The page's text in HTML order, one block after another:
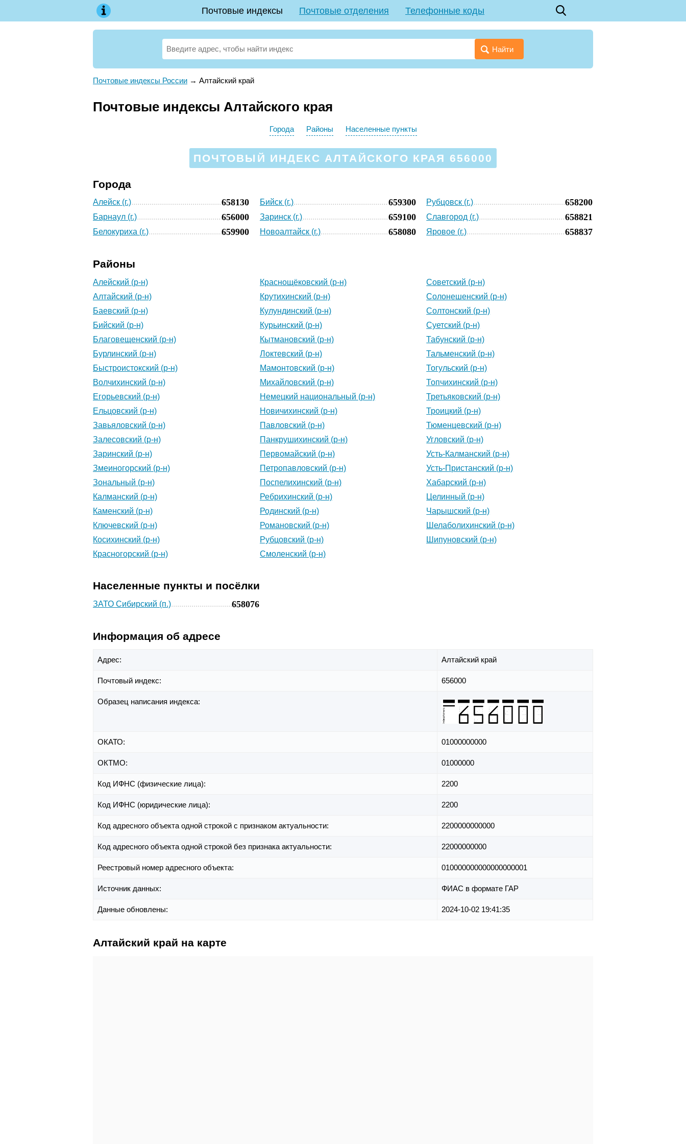
Почтовые индексы Почтовые отделения Телефонные коды
Найти
Почтовые индексы России → Алтайский край
Почтовые индексы Алтайского края
Города Районы Населенные пункты
ПОЧТОВЫЙ ИНДЕКС АЛТАЙСКОГО КРАЯ 656000
Города
Алейск (г.) 658130
Барнаул (г.) 656000
Белокуриха (г.) 659900
Бийск (г.) 659300
Заринск (г.) 659100
Новоалтайск (г.) 658080
Рубцовск (г.) 658200
Славгород (г.) 658821
Яровое (г.) 658837
Районы
Алейский (р-н)
Алтайский (р-н)
Баевский (р-н)
Бийский (р-н)
Благовещенский (р-н)
Бурлинский (р-н)
Быстроистокский (р-н)
Волчихинский (р-н)
Егорьевский (р-н)
Ельцовский (р-н)
Завьяловский (р-н)
Залесовский (р-н)
Заринский (р-н)
Змеиногорский (р-н)
Зональный (р-н)
Калманский (р-н)
Каменский (р-н)
Ключевский (р-н)
Косихинский (р-н)
Красногорский (р-н)
Краснощёковский (р-н)
Крутихинский (р-н)
Кулундинский (р-н)
Курьинский (р-н)
Кытмановский (р-н)
Локтевский (р-н)
Мамонтовский (р-н)
Михайловский (р-н)
Немецкий национальный (р-н)
Новичихинский (р-н)
Павловский (р-н)
Панкрушихинский (р-н)
Первомайский (р-н)
Петропавловский (р-н)
Поспелихинский (р-н)
Ребрихинский (р-н)
Родинский (р-н)
Романовский (р-н)
Рубцовский (р-н)
Смоленский (р-н)
Советский (р-н)
Солонешенский (р-н)
Солтонский (р-н)
Суетский (р-н)
Табунский (р-н)
Тальменский (р-н)
Тогульский (р-н)
Топчихинский (р-н)
Третьяковский (р-н)
Троицкий (р-н)
Тюменцевский (р-н)
Угловский (р-н)
Усть-Калманский (р-н)
Усть-Пристанский (р-н)
Хабарский (р-н)
Целинный (р-н)
Чарышский (р-н)
Шелаболихинский (р-н)
Шипуновский (р-н)
Населенные пункты и посёлки
ЗАТО Сибирский (п.) 658076
Информация об адресе
Адрес: Алтайский край
Почтовый индекс: 656000
Образец написания индекса:
ОКАТО: 01000000000
ОКТМО: 01000000
Код ИФНС (физические лица): 2200
Код ИФНС (юридические лица): 2200
Код адресного объекта одной строкой с признаком актуальности: 2200000000000
Код адресного объекта одной строкой без признака актуальности: 22000000000
Реестровый номер адресного объекта: 010000000000000000001
Источник данных: ФИАС в формате ГАР
Данные обновлены: 2024-10-02 19:41:35
Алтайский край на карте